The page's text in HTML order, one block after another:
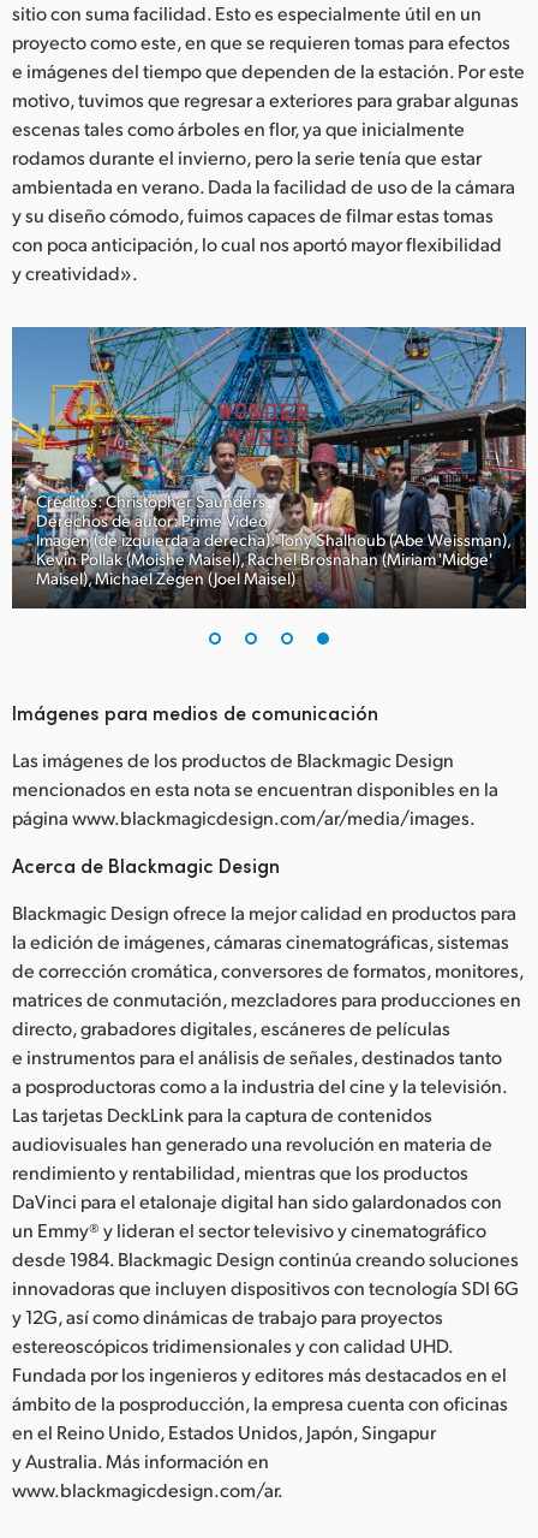
sitio con suma facilidad. Esto es especialmente útil en un
proyecto como este, en que se requieren tomas para efectos
e imágenes del tiempo que dependen de la estación. Por este
motivo, tuvimos que regresar a exteriores para grabar algunas
escenas tales como árboles en flor, ya que inicialmente
rodamos durante el invierno, pero la serie tenía que estar
ambientada en verano. Dada la facilidad de uso de la cámara
y su diseño cómodo, fuimos capaces de filmar estas tomas
con poca anticipación, lo cual nos aportó mayor flexibilidad
y creatividad».
Créditos: Christopher Saunders
Derechos de autor: Prime Video
Imagen (de izquierda a derecha): Tony Shalhoub (Abe Weissman),
Kevin Pollak (Moishe Maisel), Rachel Brosnahan (Miriam 'Midge'
Maisel), Michael Zegen (Joel Maisel)
Imágenes para medios de comunicación
Las imágenes de los productos de Blackmagic Design
mencionados en esta nota se encuentran disponibles en la
página www.blackmagicdesign.com/ar/media/images.
Acerca de Blackmagic Design
Blackmagic Design ofrece la mejor calidad en productos para
la edición de imágenes, cámaras cinematográficas, sistemas
de corrección cromática, conversores de formatos, monitores,
matrices de conmutación, mezcladores para producciones en
directo, grabadores digitales, escáneres de películas
e instrumentos para el análisis de señales, destinados tanto
a posproductoras como a la industria del cine y la televisión.
Las tarjetas DeckLink para la captura de contenidos
audiovisuales han generado una revolución en materia de
rendimiento y rentabilidad, mientras que los productos
DaVinci para el etalonaje digital han sido galardonados con
un Emmy® y lideran el sector televisivo y cinematográfico
desde 1984. Blackmagic Design continúa creando soluciones
innovadoras que incluyen dispositivos con tecnología SDI 6G
y 12G, así como dinámicas de trabajo para proyectos
estereoscópicos tridimensionales y con calidad UHD.
Fundada por los ingenieros y editores más destacados en el
ámbito de la posproducción, la empresa cuenta con oficinas
en el Reino Unido, Estados Unidos, Japón, Singapur
y Australia. Más información en
www.blackmagicdesign.com/ar.